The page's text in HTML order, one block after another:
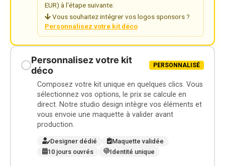
EUR) à l'étape suivante.
Vous souhaitez intégrer vos logos sponsors ?
Personnalisez votre kit déco
Personnalisez votre kit
déco
PERSONNALISÉ
Composez votre kit unique en quelques clics. Vous
sélectionnez vos options, le prix se calcule en
direct. Notre studio design intègre vos éléments et
vous envoie une maquette à valider avant
production.
Designer dédié
Maquette validée
10 jours ouvrés
Identité unique